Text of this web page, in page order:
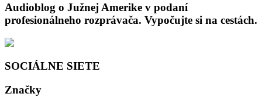
Audioblog o Južnej Amerike v podaní
profesionálneho rozprávača. Vypočujte si na cestách.
SOCIÁLNE SIETE
Značky